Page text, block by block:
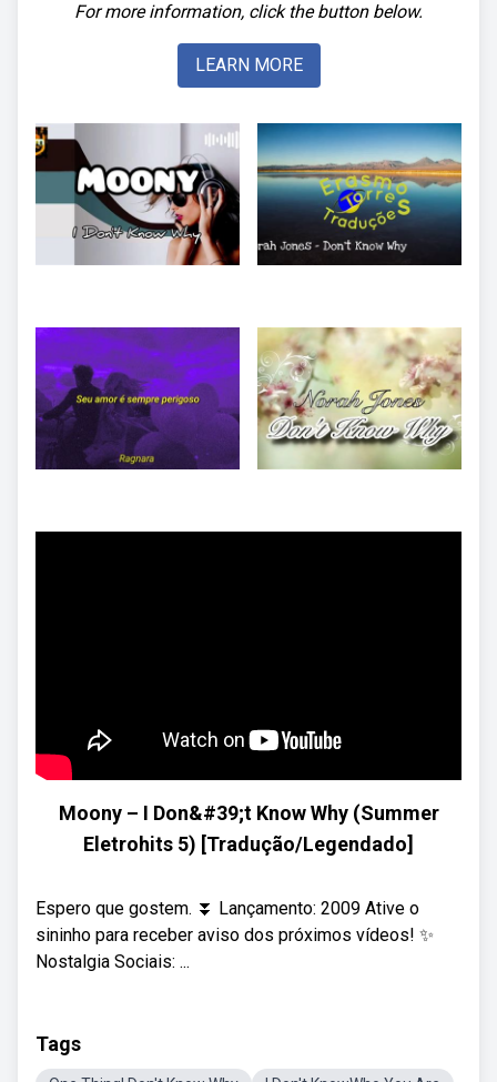
For more information, click the button below.
LEARN MORE
Moony – I Don&#39;t Know Why (Summer
Eletrohits 5) [Tradução/Legendado]
Espero que gostem. ⏬ Lançamento: 2009 Ative o
sininho para receber aviso dos próximos vídeos! ✨
Nostalgia Sociais: ...
Tags